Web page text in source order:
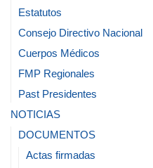
Estatutos
Consejo Directivo Nacional
Cuerpos Médicos
FMP Regionales
Past Presidentes
NOTICIAS
DOCUMENTOS
Actas firmadas